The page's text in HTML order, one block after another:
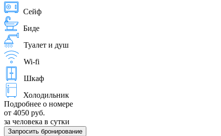
Сейф
Биде
Туалет и душ
Wi-fi
Шкаф
Холодильник
Подробнее о номере
от 4050 руб.
за человека в сутки
Запросить бронирование